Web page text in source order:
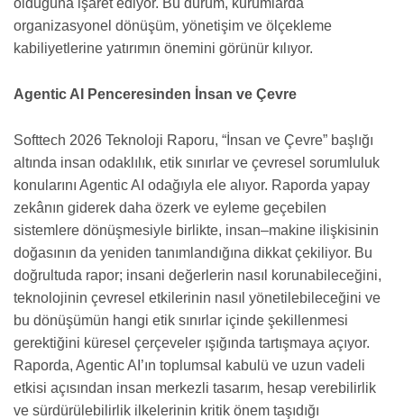
olduğuna işaret ediyor. Bu durum, kurumlarda
organizasyonel dönüşüm, yönetişim ve ölçekleme
kabiliyetlerine yatırımın önemini görünür kılıyor.
Agentic AI Penceresinden İnsan ve Çevre
Softtech 2026 Teknoloji Raporu, “İnsan ve Çevre” başlığı
altında insan odaklılık, etik sınırlar ve çevresel sorumluluk
konularını Agentic AI odağıyla ele alıyor. Raporda yapay
zekânın giderek daha özerk ve eyleme geçebilen
sistemlere dönüşmesiyle birlikte, insan–makine ilişkisinin
doğasının da yeniden tanımlandığına dikkat çekiliyor. Bu
doğrultuda rapor; insani değerlerin nasıl korunabileceğini,
teknolojinin çevresel etkilerinin nasıl yönetilebileceğini ve
bu dönüşümün hangi etik sınırlar içinde şekillenmesi
gerektiğini küresel çerçeveler ışığında tartışmaya açıyor.
Raporda, Agentic AI’ın toplumsal kabulü ve uzun vadeli
etkisi açısından insan merkezli tasarım, hesap verebilirlik
ve sürdürülebilirlik ilkelerinin kritik önem taşıdığı